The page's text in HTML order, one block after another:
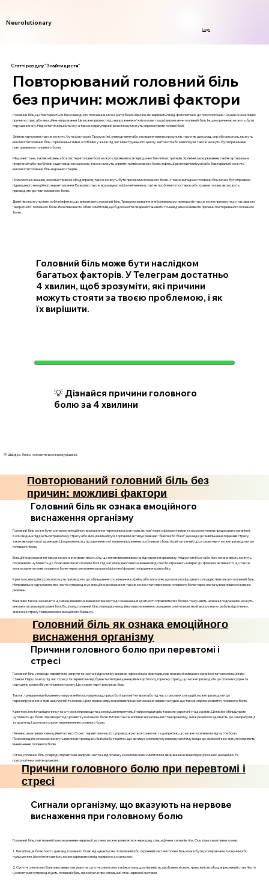
Neurolutionary
Login
Статті розділу "Знайти щастя"
Повторюваний головний біль
без причин: можливі фактори
Головний біль, що повторюється без очевидного пояснення, може мати безліч причин, які варіюються від фізіологічних до психологічних. Однією з можливих
причин є стрес або емоційне напруження. Це може призвести до напруження м'язів голови та шиї, викликаючи головний біль. Іншою причиною можуть бути
порушення сну. Недостатня кількість сну, а також нерегулярний режим сну можуть спровокувати головні болі.
Зміни в харчуванні також можуть бути фактором. Пропуск їжі, зневоднення або вживання певних продуктів, таких як шоколад, сир або алкоголь, можуть
викликати головний біль. Гормональні зміни, особливо у жінок під час менструального циклу, вагітності або менопаузи, також можуть бути причинами
повторюваного головного болю.
Медичні стани, такі як мігрень або кластерні головні болі, можуть проявлятися періодично без чітких тригерів. Хронічні захворювання, такі як артеріальна
гіпертензія або проблеми з щитовидною залозою, також можуть сприяти появі головного болю. Інфекції, включаючи вірусні або бактеріальні, можуть
викликати головний біль на ранніх стадіях.
Психологічні чинники, зокрема тривога або депресія, також можуть бути причинами головного болю. У таких випадках головний біль може бути проявом
підвищеного емоційного навантаження. Важливо також враховувати фізичні чинники, такі як проблеми з поставою або травми голови, які можуть
призводити до повторюваного болю.
Деякі ліки можуть мати побічні ефекти, що викликають головний біль. Тривале вживання знеболювальних препаратів також може призвести до так званого
"зворотного" головного болю. Важливо вести облік симптомів, щоб допомогти лікарю встановити точний діагноз і виявити причини повторюваного головного
болю.
Головний біль може бути наслідком
багатьох факторів. У Телеграм достатньо
4 хвилин, щоб зрозуміти, які причини
можуть стояти за твоєю проблемою, і як
їх вирішити.
💡 Дізнайся причини головного
болю за 4 хвилини
💛 Швидко. Легко. І з ясністю в кожному рішенні.
Повторюваний головний біль без
причин: можливі фактори
Головний біль як ознака емоційного
виснаження організму
Головний біль може бути сигналом емоційного виснаження через кілька факторів, які пов'язані з фізіологічними та психологічними процесами в організмі.
Коли людина піддається тривалому стресу або емоційній напрузі, її організм активує реакцію "бийся або біжи", що веде до вивільнення гормонів стресу,
таких як кортизол і адреналін. Ці гормони можуть спричиняти м'язове напруження, особливо в області шиї та плечей, що, в свою чергу, може призводити до
головного болю.
Емоційне виснаження також може знижувати якість сну, що негативно впливає на відновлення організму. Недостатній сон або його погана якість можуть
посилювати чутливість до болю і викликати головні болі. Під час емоційного виснаження люди часто втрачають інтерес до фізичної активності, що також
може сприяти появі головного болю через зниження загальної фізичної форми і погіршення кровообігу.
Крім того, емоційні стреси можуть призводити до збільшення споживання кофеїну або алкоголю, що може погіршувати ситуацію і викликати головний біль.
Неправильне харчування, яке часто супроводжує емоційне виснаження, також може стати причиною головного болю через нестачу важливих поживних
речовин.
Важливо також зазначити, що емоційне виснаження може вести до зменшення здатності справлятися з болем, тому навіть незначні подразники можуть
викликати сильніші головні болі. В цілому, головний біль у випадку емоційного виснаження є складним симптомом, який вказує на потребу в відпочинку,
зниженні стресу та відновленні емоційного балансу.
Головний біль як ознака емоційного
виснаження організму
Причини головного болю при перевтомі і
стресі
Головний біль у періоди перевтоми, напруги та нестачі відпочинку виникає через кілька факторів, пов'язаних зі змінами в організмі та психоемоційним
станом. Перш за все, під час стресу та перевтоми відбувається підвищення рівня кортизолу, гормону стресу, що може призводити до спазмів судин та
порушень кровообігу в головному мозку. Це, в свою чергу, викликає біль.
Також, тривале перебування у напруженій позі, наприклад, при роботі за комп'ютером або під час стресових ситуацій, може призводити до
перенапруження м'язів шиї, плечей та голови. Це м'язове напруження викликає затискання нервів та судин, що також сприяє розвитку головного болю.
Крім того, нестача відпочинку та сну може призводити до порушення регуляції нейромедіаторів, таких як серотонін та дофамін. Це може збільшувати
чутливість до болю і призводити до розвитку головного болю. Втома також впливає на загальний стан організму, знижуючи його здатність до саморегуляції
та адаптації, що може сприяти виникненню головного болю.
Не менш важливим є емоційний аспект. Стрес і перевтома часто супроводжуються тривогою та депресією, що може посилювати відчуття болю.
Психоемоційні стресори можуть викликати реакцію «бийся або тікайте», що активує симпатичну нервову систему і веде до фізіологічних змін, які сприяють
виникненню головного болю.
Отже, головний біль у періоди перевтоми, напруги і нестачі відпочинку є комплексним симптомом, який виникає внаслідок фізичних, емоційних та
психологічних змін в організмі.
Причини головного болю при перевтомі і
стресі
Сигнали організму, що вказують на нервове
виснаження при головному болю
Головний біль, пов'язаний із виснаженням нервової системи, може проявлятися через ряд специфічних сигналів тіла. Ось кілька важливих ознак:
1. Локалізація болю: Часто цей вид головного болю відчувається в потиличній або скроневій частині голови. Біль може бути розпираючим, тиснучим або
пульсуючим, і його інтенсивність може варіюватися від помірного до сильного.
2. Супутні симптоми: Важливо звертати увагу на супутні симптоми, такі як втома, дратівливість, проблеми зі сном, тривожність або депресивний стан. Часто
ці симптоми супроводжують головний біль, підказуючи про загальний стан нервової системи.